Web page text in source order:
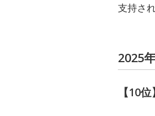
支持さ
2025
【10